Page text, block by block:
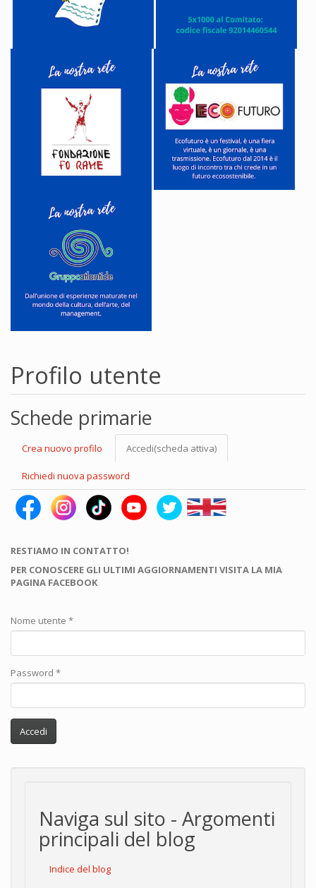
Profilo utente
Schede primarie
Crea nuovo profilo Accedi(scheda attiva)
Richiedi nuova password
RESTIAMO IN CONTATTO!
PER CONOSCERE GLI ULTIMI AGGIORNAMENTI VISITA LA MIA
PAGINA FACEBOOK
Nome utente *
Password *
Accedi
Naviga sul sito - Argomenti
principali del blog
Indice del blog